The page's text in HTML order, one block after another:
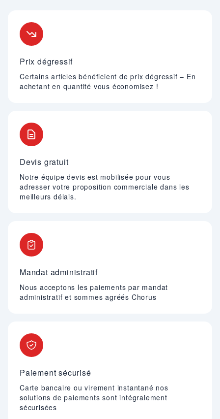
Prix dégressif
Certains articles bénéficient de prix dégressif – En
achetant en quantité vous économisez !
Devis gratuit
Notre équipe devis est mobilisée pour vous
adresser votre proposition commerciale dans les
meilleurs délais.
Mandat administratif
Nous acceptons les paiements par mandat
administratif et sommes agréés Chorus
Paiement sécurisé
Carte bancaire ou virement instantané nos
solutions de paiements sont intégralement
sécurisées